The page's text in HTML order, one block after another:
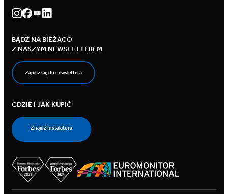
BĄDŹ NA BIEŻĄCO
Z NASZYM NEWSLETTEREM
Zapisz się do newslettera
GDZIE I JAK KUPIĆ
Znajdź Instalatora